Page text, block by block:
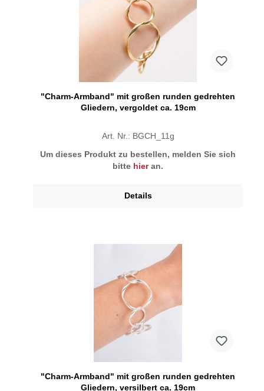
"Charm-Armband" mit großen runden gedrehten
Gliedern, vergoldet ca. 19cm
Art. Nr.: BGCH_11g
Um dieses Produkt zu bestellen, melden Sie sich
bitte hieran.
Details
"Charm-Armband" mit großen runden gedrehten
Gliedern, versilbert ca. 19cm